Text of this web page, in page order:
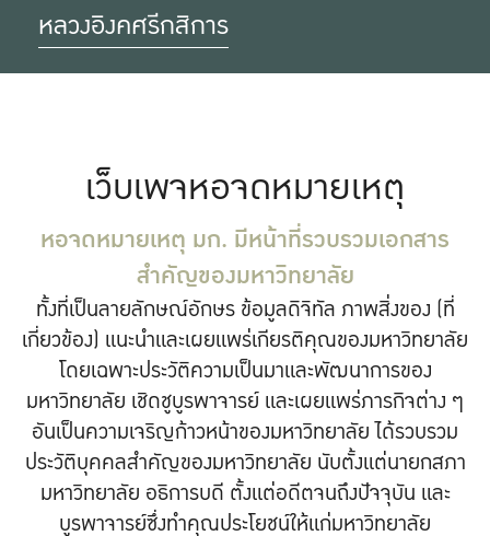
หลวงอิงคศรีกสิการ
เว็บเพจหอจดหมายเหตุ
หอจดหมายเหตุ มก. มีหน้าที่รวบรวมเอกสาร
สำคัญของมหาวิทยาลัย
ทั้งที่เป็นลายลักษณ์อักษร ข้อมูลดิจิทัล ภาพสิ่งของ (ที่
เกี่ยวข้อง) แนะนำและเผยแพร่เกียรติคุณของมหาวิทยาลัย
โดยเฉพาะประวัติความเป็นมาและพัฒนาการของ
มหาวิทยาลัย เชิดชูบูรพาจารย์ และเผยแพร่ภารกิจต่าง ๆ
อันเป็นความเจริญก้าวหน้าของมหาวิทยาลัย ได้รวบรวม
ประวัติบุคคลสำคัญของมหาวิทยาลัย นับตั้งแต่นายกสภา
มหาวิทยาลัย อธิการบดี ตั้งแต่อดีตจนถึงปัจจุบัน และ
บูรพาจารย์ซึ่งทำคุณประโยชน์ให้แก่มหาวิทยาลัย